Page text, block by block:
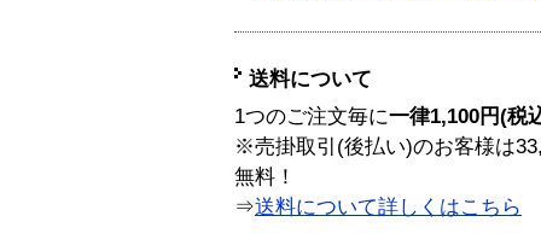
送料について
1つのご注文毎に一律1,100円(税
※売掛取引(後払い)のお客様は
無料！
⇒送料について詳しくはこちら